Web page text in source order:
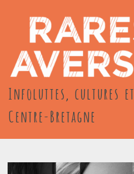
contenu
Infoluttes, cultures
Centre-Bretagne